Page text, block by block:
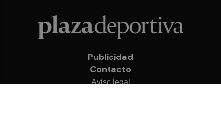
Publicidad
Contacto
Aviso legal